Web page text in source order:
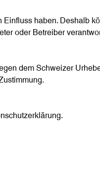
haben. Deshalb
oder Betreiber
dem Schweizer